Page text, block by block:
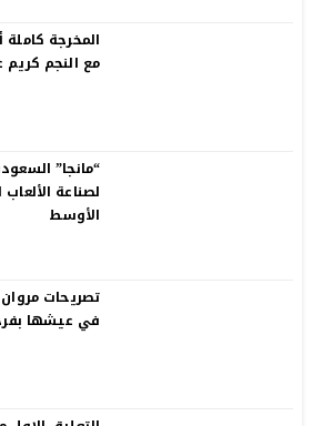
المخرجة
مع النجم كريم
“مانجا”
لصناعة
الأوسط
تصريحات
في عيشها